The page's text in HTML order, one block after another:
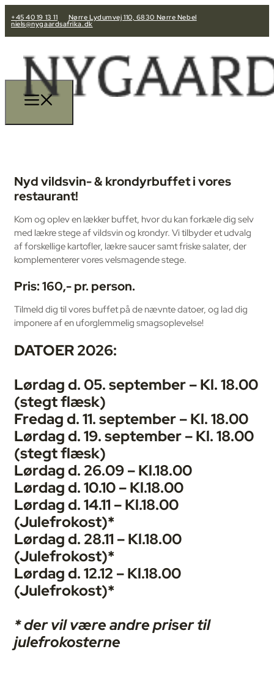
+45 40 19 13 11 Nørre Lydumvej 110, 6830 Nørre Nebel
niels@nygaardsafrika.dk
Nyd vildsvin- & krondyrbuffet i vores
restaurant!
Kom og oplev en lækker buffet, hvor du kan forkæle dig selv
med lækre stege af vildsvin og krondyr. Vi tilbyder et udvalg
af forskellige kartofler, lækre saucer samt friske salater, der
komplementerer vores velsmagende stege.
Pris:160,- pr. person.
Tilmeld dig til vores buffet på de nævnte datoer, og lad dig
imponere af en uforglemmelig smagsoplevelse!
DATOER 2026:
Lørdag d. 05. september – Kl. 18.00
(stegt flæsk)
Fredag d. 11. september – Kl. 18.00
Lørdag d. 19. september – Kl. 18.00
(stegt flæsk)
Lørdag d. 26.09 – Kl.18.00
Lørdag d. 10.10 – Kl.18.00
Lørdag d. 14.11 – Kl.18.00
(Julefrokost)*
Lørdag d. 28.11 – Kl.18.00
(Julefrokost)*
Lørdag d. 12.12 – Kl.18.00
(Julefrokost)*
* der vil være andre priser til
julefrokosterne